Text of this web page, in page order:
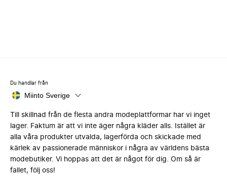
Du handlar från
Miinto Sverige
Till skillnad från de flesta andra modeplattformar har vi inget
lager. Faktum är att vi inte äger några kläder alls. Istället är
alla våra produkter utvalda, lagerförda och skickade med
kärlek av passionerade människor i några av världens bästa
modebutiker. Vi hoppas att det är något för dig. Om så är
fallet, följ oss!